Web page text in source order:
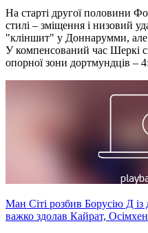
На старті другої половини
стилі – зміщення і низовий
"кліншит" у Доннарумми, але
У компенсований час Шеркі
опорної зони дортмундців –
Ман Сіті розбив Борусію Д із
важко здолав Кайрат,